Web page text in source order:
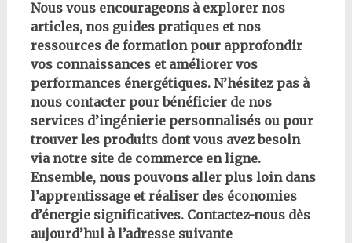
Nous vous encourageons à explorer nos
articles, nos guides pratiques et nos
ressources de formation pour approfondir
vos connaissances et améliorer vos
performances énergétiques. N’hésitez pas à
nous contacter pour bénéficier de nos
services d’ingénierie personnalisés ou pour
trouver les produits dont vous avez besoin
via notre site de commerce en ligne.
Ensemble, nous pouvons aller plus loin dans
l’apprentissage et réaliser des économies
d’énergie significatives. Contactez-nous dès
aujourd’hui à l’adresse suivante